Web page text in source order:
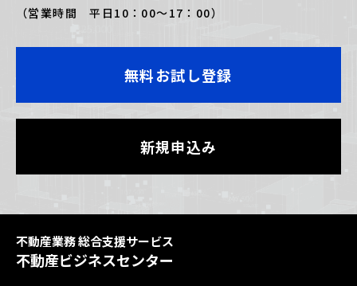
（営業時間 平日10：00〜17：00）
無料お試し登録
新規申込み
不動産業務 総合支援サービス
不動産ビジネスセンター